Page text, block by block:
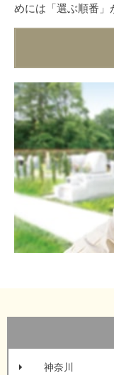
めには「選ぶ順番」
神奈川